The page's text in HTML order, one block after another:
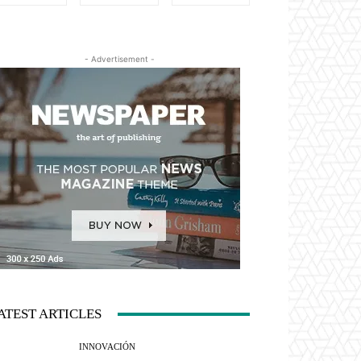
- Advertisement -
ARTICLES
INNOVACIÓN